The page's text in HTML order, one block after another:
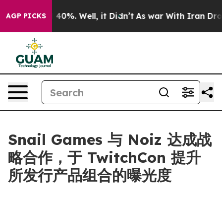
AGP PICKS
Around 40%. Well, it Didn’t As war With Iran Drove
Snail Games 与 Noiz 达成战
略合作，于 TwitchCon 提升
所发行产品组合的曝光度